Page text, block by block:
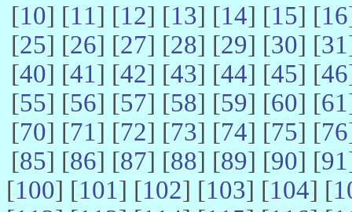
[10] [11] [12] [13] [14] [15] [16
[25] [26] [27] [28] [29] [30] [31
[40] [41] [42] [43] [44] [45] [46
[55] [56] [57] [58] [59] [60] [61
[70] [71] [72] [73] [74] [75] [76
[85] [86] [87] [88] [89] [90] [91
[100] [101] [102] [103] [104] [